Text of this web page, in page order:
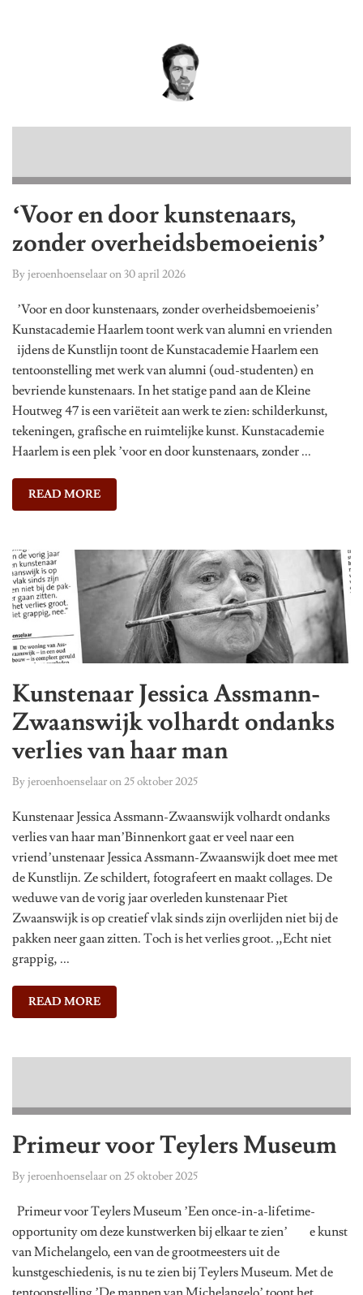
‘Voor en door kunstenaars,
zonder overheidsbemoeienis’
Byjeroenhoenselaaron30 april 2026
’Voor en door kunstenaars, zonder overheidsbemoeienis’
Kunstacademie Haarlem toont werk van alumni en vrienden
ijdens de Kunstlijn toont de Kunstacademie Haarlem een
tentoonstelling met werk van alumni (oud-studenten) en
bevriende kunstenaars. In het statige pand aan de Kleine
Houtweg 47 is een variëteit aan werk te zien: schilderkunst,
tekeningen, grafische en ruimtelijke kunst. Kunstacademie
Haarlem is een plek ’voor en door kunstenaars, zonder ...
READ MORE
Kunstenaar Jessica Assmann-
Zwaanswijk volhardt ondanks
verlies van haar man
Byjeroenhoenselaaron25 oktober 2025
Kunstenaar Jessica Assmann-Zwaanswijk volhardt ondanks
verlies van haar man’Binnenkort gaat er veel naar een
vriend’unstenaar Jessica Assmann-Zwaanswijk doet mee met
de Kunstlijn. Ze schildert, fotografeert en maakt collages. De
weduwe van de vorig jaar overleden kunstenaar Piet
Zwaanswijk is op creatief vlak sinds zijn overlijden niet bij de
pakken neer gaan zitten. Toch is het verlies groot. ,,Echt niet
grappig, ...
READ MORE
Primeur voor Teylers Museum
Byjeroenhoenselaaron25 oktober 2025
Primeur voor Teylers Museum ’Een once-in-a-lifetime-
opportunity om deze kunstwerken bij elkaar te zien’ e kunst
van Michelangelo, een van de grootmeesters uit de
kunstgeschiedenis, is nu te zien bij Teylers Museum. Met de